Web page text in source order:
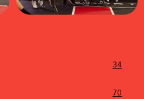
34
70